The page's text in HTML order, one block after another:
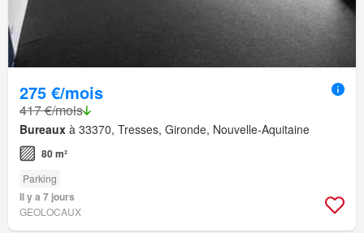
275 €/mois
417 €/mois
Bureaux à 33370, Tresses, Gironde, Nouvelle-Aquitaine
80 m²
Parking
Il y a 7 jours
GEOLOCAUX